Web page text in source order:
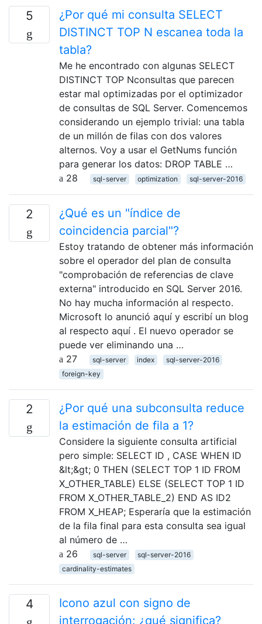
5
¿Por qué mi consulta SELECT
DISTINCT TOP N escanea toda la
tabla?
Me he encontrado con algunas SELECT
DISTINCT TOP Nconsultas que parecen
estar mal optimizadas por el optimizador
de consultas de SQL Server. Comencemos
considerando un ejemplo trivial: una tabla
de un millón de filas con dos valores
alternos. Voy a usar el GetNums función
para generar los datos: DROP TABLE …
28
sql-server optimization sql-server-2016
2
¿Qué es un "índice de
coincidencia parcial"?
Estoy tratando de obtener más información
sobre el operador del plan de consulta
"comprobación de referencias de clave
externa" introducido en SQL Server 2016.
No hay mucha información al respecto.
Microsoft lo anunció aquí y escribí un blog
al respecto aquí . El nuevo operador se
puede ver eliminando una …
27
sql-server index
sql-server-2016
foreign-key
2
¿Por qué una subconsulta reduce
la estimación de fila a 1?
Considere la siguiente consulta artificial
pero simple: SELECT ID , CASE WHEN ID
&lt;&gt; 0 THEN (SELECT TOP 1 ID FROM
X_OTHER_TABLE) ELSE (SELECT TOP 1 ID
FROM X_OTHER_TABLE_2) END AS ID2
FROM X_HEAP; Esperaría que la estimación
de la fila final para esta consulta sea igual
al número de …
26
sql-server
sql-server-2016
cardinality-estimates
4
Icono azul con signo de
interrogación: ¿qué significa?